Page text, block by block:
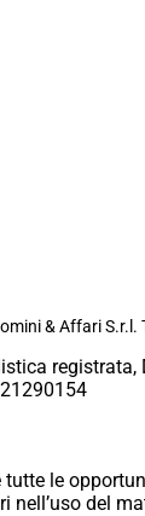
& Affari
registrata,
le
del